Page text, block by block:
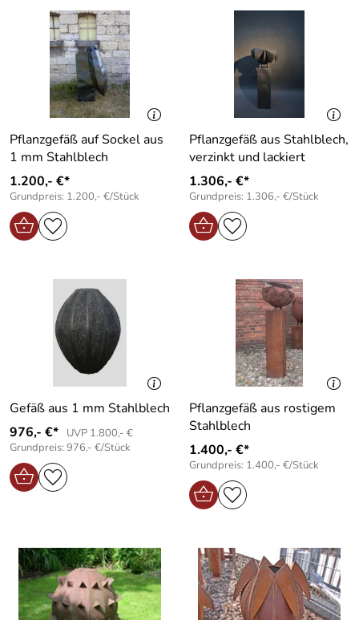
Pflanzgefäß auf Sockel aus
1 mm Stahlblech
1.200,- €*
Grundpreis: 1.200,- €/Stück
Pflanzgefäß aus Stahlblech,
verzinkt und lackiert
1.306,- €*
Grundpreis: 1.306,- €/Stück
Gefäß aus 1 mm Stahlblech
976,- €*
UVP 1.800,- €
Grundpreis: 976,- €/Stück
Pflanzgefäß aus rostigem
Stahlblech
1.400,- €*
Grundpreis: 1.400,- €/Stück